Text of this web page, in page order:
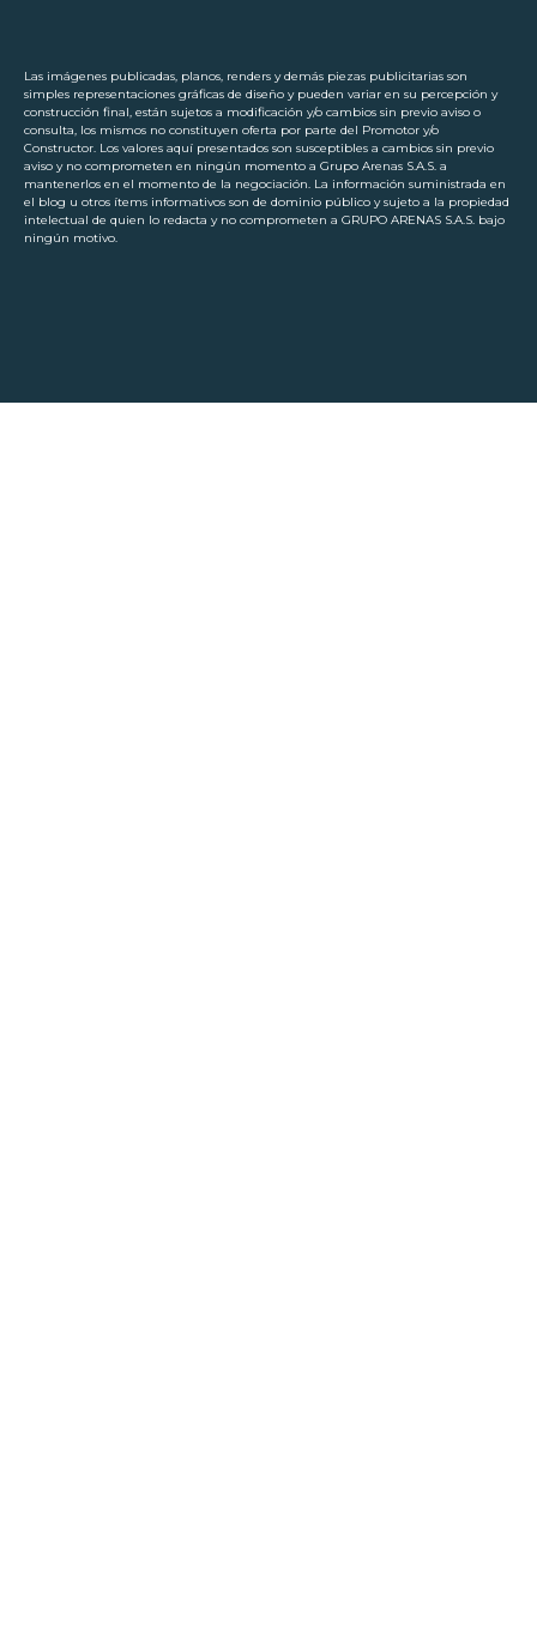
Las imágenes publicadas, planos, renders y demás piezas publicitarias son
simples representaciones gráficas de diseño y pueden variar en su percepción y
construcción final, están sujetos a modificación y/o cambios sin previo aviso o
consulta, los mismos no constituyen oferta por parte del Promotor y/o
Constructor. Los valores aquí presentados son susceptibles a cambios sin previo
aviso y no comprometen en ningún momento a Grupo Arenas S.A.S. a
mantenerlos en el momento de la negociación. La información suministrada en
el blog u otros ítems informativos son de dominio público y sujeto a la propiedad
intelectual de quien lo redacta y no comprometen a GRUPO ARENAS S.A.S. bajo
ningún motivo.